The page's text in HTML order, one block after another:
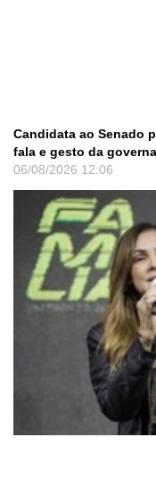
Candidata ao Senado
fala e gesto da
06/08/2026 12:06